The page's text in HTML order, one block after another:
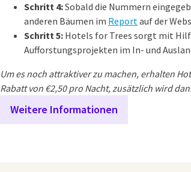
Schritt 4:Sobald die Nummern
anderen Bäumen im Reportauf der
Schritt 5: Hotels for Trees sorgt mit
Aufforstungsprojekten im In- und
Um es noch attraktiver zu machen, erhalten
Rabatt von €2,50 pro Nacht, zusätzlich wird
Weitere Informationen